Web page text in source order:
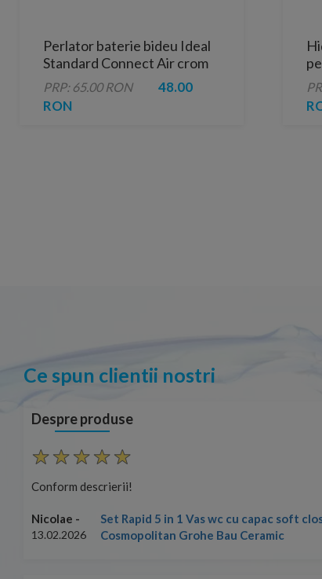
Perlator baterie bideu Ideal
Standard Connect Air crom
lucios
PRP: 65.00 RON
48.00
RON
Ce spun clientii nostri
Despre produse
Conform descrierii!
Nicolae -
13.02.2026
Set Rapid 5 in 1 Vas wc cu capac soft
Cosmopolitan Grohe Bau Ceramic